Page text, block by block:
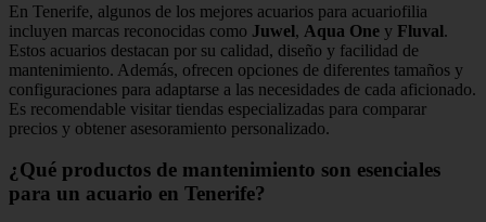
En Tenerife, algunos de los mejores acuarios para acuariofilia
incluyen marcas reconocidas como Juwel, Aqua One y Fluval.
Estos acuarios destacan por su calidad, diseño y facilidad de
mantenimiento. Además, ofrecen opciones de diferentes tamaños y
configuraciones para adaptarse a las necesidades de cada aficionado.
Es recomendable visitar tiendas especializadas para comparar
precios y obtener asesoramiento personalizado.
¿Qué productos de mantenimiento son esenciales
para un acuario en Tenerife?